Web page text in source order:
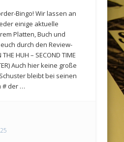
Bingo! Wir lassen an
einige aktuelle
Platten, Buch und
durch den Review-
HUH – SECOND TIME
Auch hier keine große
bleibt bei seinen
# der …